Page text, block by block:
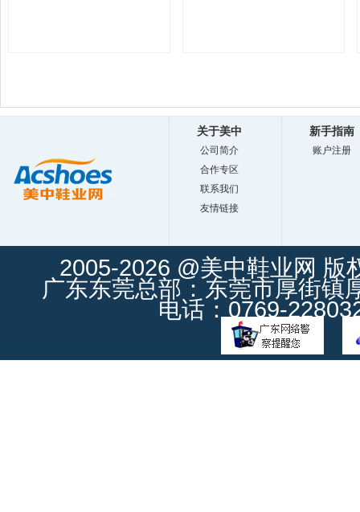
关于美中
公司简介
合作专区
联系我们
友情链接
新手指南
账户注册
2005-2026 @美中鞋业网 版
广东东莞总部：东莞市厚街镇
电话：0769-